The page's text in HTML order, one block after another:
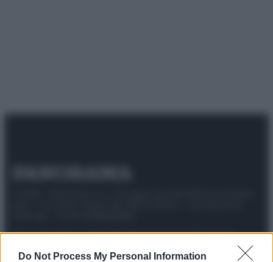
Do Not Process My Personal Information
AttualitàLifestyleModaVideoPodcastAbbonati